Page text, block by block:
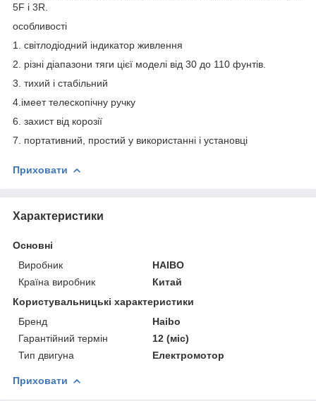
5F і 3R.
особливості
1. світлодіодний індикатор живлення
2. різні діапазони тяги цієї моделі від 30 до 110 фунтів.
3. тихий і стабільний
4.імеет телескопічну ручку
6. захист від корозії
7. портативний, простий у використанні і установці
Приховати
Характеристики
Основні
Виробник
HAIBO
Країна виробник
Китай
Користувальницькі характеристики
Бренд
Haibo
Гарантійний термін
12 (міс)
Тип двигуна
Електромотор
Приховати